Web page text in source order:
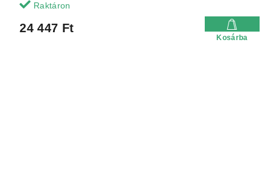
Raktáron
24 447 Ft
Kosárba